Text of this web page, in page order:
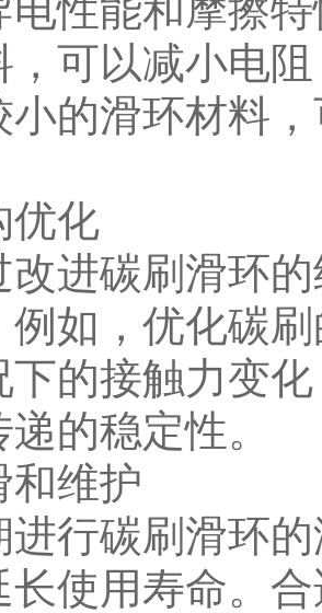
电性能和摩擦
，可以减小电
小的滑环材料
化
碳刷滑环的
例如，优化碳
下的接触力变
的稳定性。
维护
碳刷滑环的
长使用寿命。